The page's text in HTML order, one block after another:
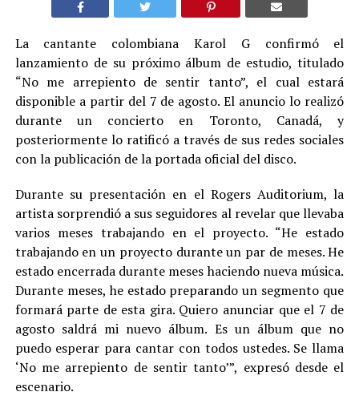
La cantante colombiana Karol G confirmó el
lanzamiento de su próximo álbum de estudio, titulado
“No me arrepiento de sentir tanto”, el cual estará
disponible a partir del 7 de agosto. El anuncio lo realizó
durante un concierto en Toronto, Canadá, y
posteriormente lo ratificó a través de sus redes sociales
con la publicación de la portada oficial del disco.
Durante su presentación en el Rogers Auditorium, la
artista sorprendió a sus seguidores al revelar que llevaba
varios meses trabajando en el proyecto. “He estado
trabajando en un proyecto durante un par de meses. He
estado encerrada durante meses haciendo nueva música.
Durante meses, he estado preparando un segmento que
formará parte de esta gira. Quiero anunciar que el 7 de
agosto saldrá mi nuevo álbum. Es un álbum que no
puedo esperar para cantar con todos ustedes. Se llama
‘No me arrepiento de sentir tanto’”, expresó desde el
escenario.